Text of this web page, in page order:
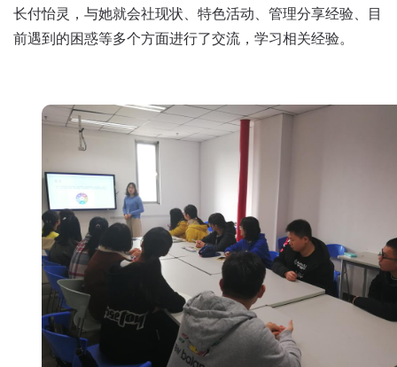
长付怡灵，与她就会社现状、特色活动、管理分享经验、目
前遇到的困惑等多个方面进行了交流，学习相关经验。